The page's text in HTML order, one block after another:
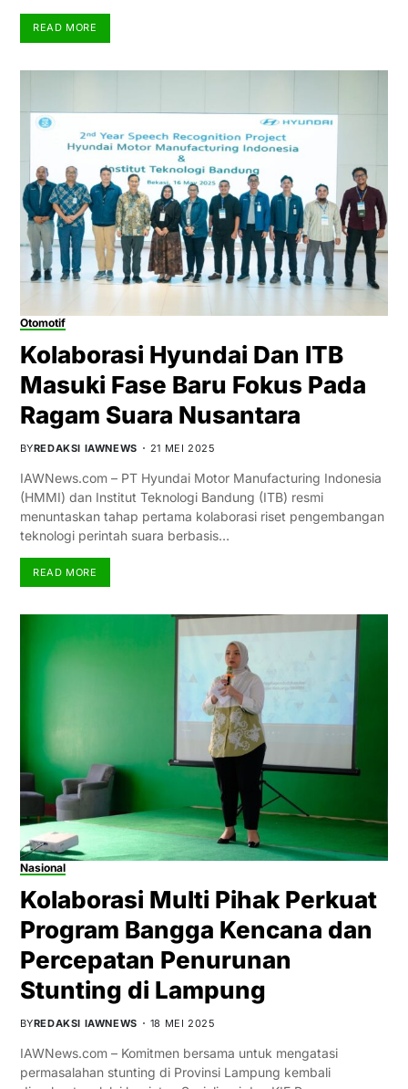
READ MORE
Otomotif
Kolaborasi Hyundai Dan ITB
Masuki Fase Baru Fokus Pada
Ragam Suara Nusantara
BYREDAKSI IAWNEWS 21 MEI 2025
IAWNews.com – PT Hyundai Motor Manufacturing Indonesia
(HMMI) dan Institut Teknologi Bandung (ITB) resmi
menuntaskan tahap pertama kolaborasi riset pengembangan
teknologi perintah suara berbasis…
READ MORE
Nasional
Kolaborasi Multi Pihak Perkuat
Program Bangga Kencana dan
Percepatan Penurunan
Stunting di Lampung
BYREDAKSI IAWNEWS 18 MEI 2025
IAWNews.com – Komitmen bersama untuk mengatasi
permasalahan stunting di Provinsi Lampung kembali